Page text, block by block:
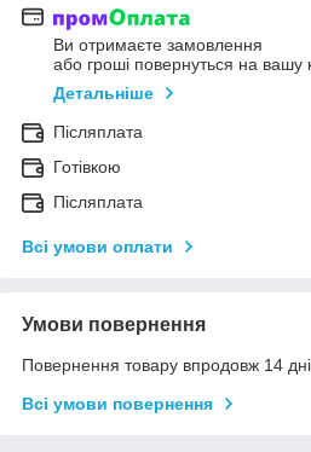
Ви отримаєте замовлення
або гроші повернуться на вашу
Детальніше
Післяплата
Готівкою
Післяплата
Всі умови оплати
Умови повернення
Повернення товару впродовж 14
Всі умови повернення